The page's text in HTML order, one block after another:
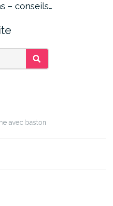
– conseils…
SEARCH
avec baston